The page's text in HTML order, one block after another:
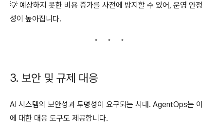
💡 예상하지 못한 비용 증가를 사전에 방지할 수 있어, 운영 안정
성이 높아집니다.
3. 보안 및 규제 대응
AI 시스템의 보안성과 투명성이 요구되는 시대. AgentOps는 이
에 대한 대응 도구도 제공합니다.